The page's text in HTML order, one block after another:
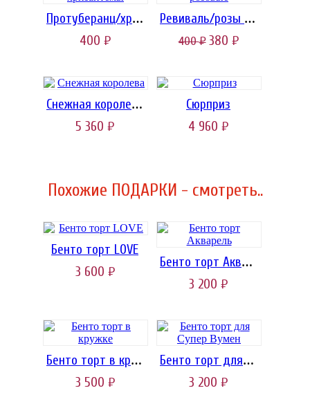
Протуберанц/хризантемы
400 руб.
Ревиваль/розы розовые
400руб. 380 руб.
Снежная королева
5 360 руб.
Сюрприз
4 960 руб.
Похожие ПОДАРКИ - смотреть..
Бенто торт LOVE
3 600 руб.
Бенто торт Акварель
3 200 руб.
Бенто торт в кружке
3 500 руб.
Бенто торт для Супер Вумен
3 200 руб.